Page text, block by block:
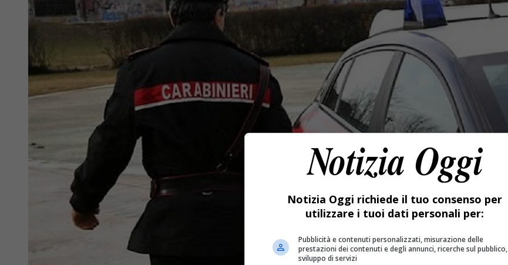
Notizia Oggi richiede il tuo consenso per
utilizzare i tuoi dati personali per:
Pubblicità e contenuti personalizzati, misurazione delle
prestazioni dei contenuti e degli annunci, ricerche sul pubblico,
sviluppo di servizi